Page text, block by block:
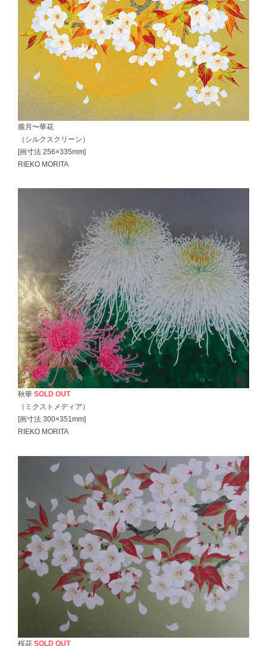
朧月〜華花
（シルクスクリーン）
[画寸法 256×335mm]
RIEKO MORITA
秋華 SOLD OUT
（ミクストメディア）
[画寸法 300×351mm]
RIEKO MORITA
桜花 SOLD OUT